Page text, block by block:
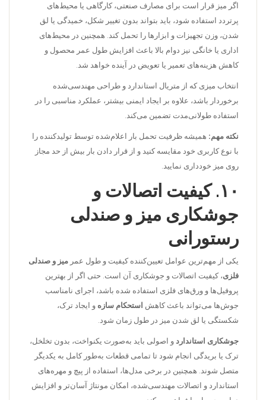
اگر میز قرار است برای مصارف صنعتی، کارگاهی یا محیط‌های
پرتردد استفاده شود، باید بتواند بدون تغییر شکل، خمیدگی یا لق
شدن، وزن تجهیزات و ابزارها را تحمل کند. همچنین در محیط‌های
اداری یا خانگی نیز دوام بالا باعث افزایش طول عمر محصول و
کاهش هزینه‌های تعمیر یا تعویض در آینده خواهد شد.
انتخاب میزی که از متریال استاندارد و طراحی مهندسی‌شده
برخوردار باشد، علاوه بر ایجاد ایمنی بیشتر، عملکرد مناسبی را در
استفاده طولانی‌مدت تضمین می‌کند.
نکته مهم: همیشه ظرفیت تحمل بار اعلام‌شده توسط تولیدکننده را
با نوع کاربری خود مقایسه کنید و از قرار دادن بار بیش از حد مجاز
روی میز خودداری نمایید.
۱۰. کیفیت اتصالات و
جوشکاری میز و صندلی
رستورانی
یکی از مهم‌ترین عوامل تعیین‌کننده کیفیت و طول عمر میز و صندلی
فلزی، کیفیت اتصالات و جوشکاری آن است. حتی اگر از بهترین
پروفیل‌ها و ورق‌های فلزی استفاده شده باشد، اجرای نامناسب
جوش‌ها می‌تواند باعث کاهش استحکام سازه و ایجاد ترک،
شکستگی یا لق شدن میز در طول زمان شود.
جوشکاری استاندارد و اصولی باید به‌صورت یکنواخت، بدون تخلخل،
ترک یا بریدگی انجام شود تا تمامی قطعات به‌طور کامل به یکدیگر
متصل شوند. همچنین در برخی مدل‌ها، استفاده از پیچ و مهره‌های
استاندارد و اتصالات مهندسی‌شده، امکان مونتاژ آسان‌تر و افزایش